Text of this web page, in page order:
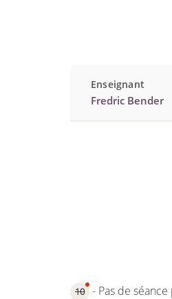
Enseignant
Fredric Bender
10 - Pas de